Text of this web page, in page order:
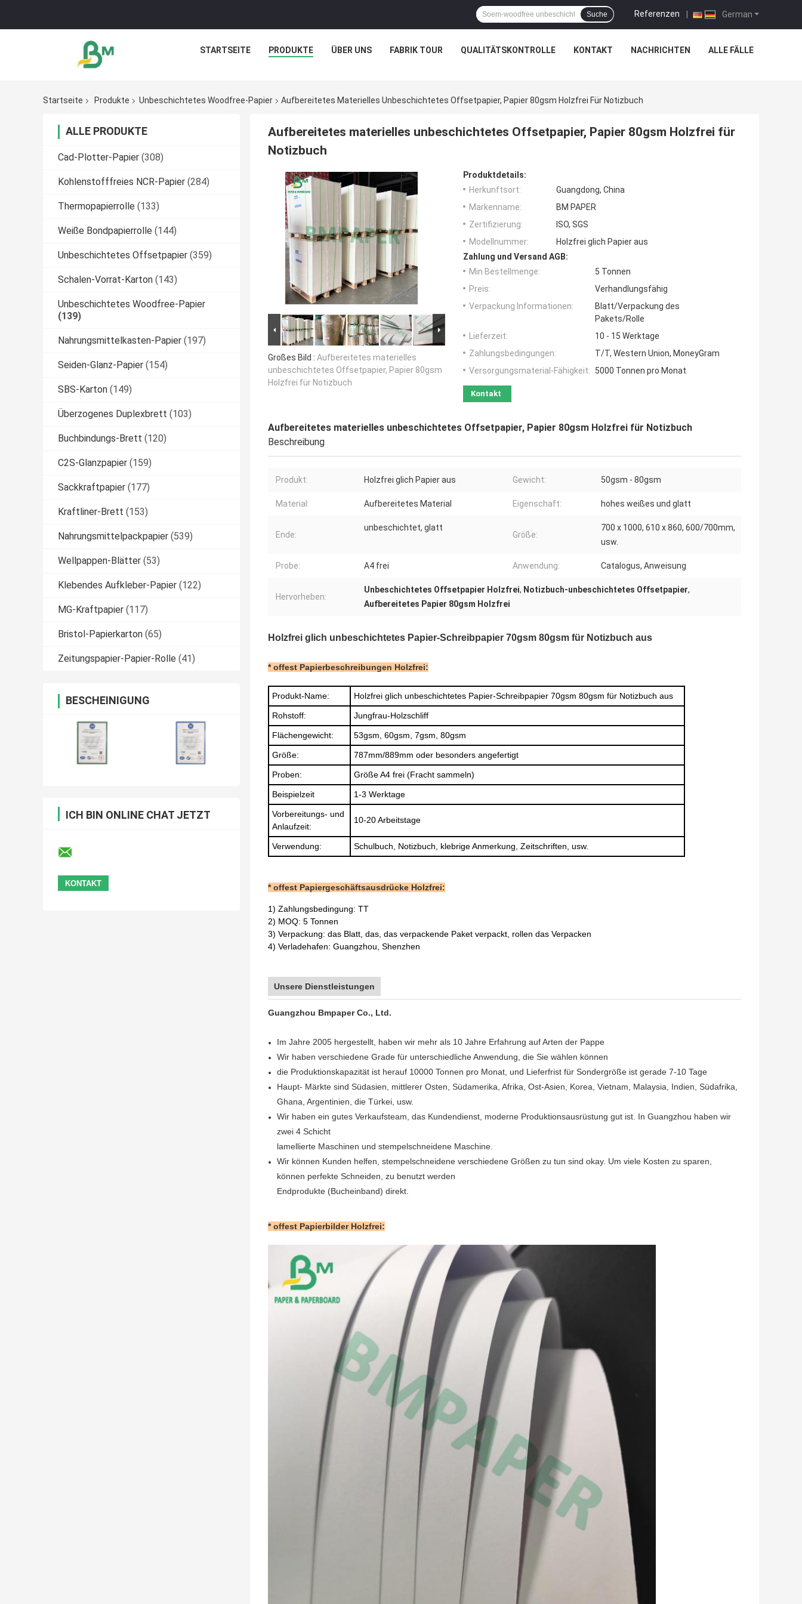
German
Referenzen |
Suche
STARTSEITE PRODUKTE ÜBER UNS FABRIK TOUR QUALITÄTSKONTROLLE KONTAKT NACHRICHTEN ALLE FÄLLE
Startseite Produkte Unbeschichtetes Woodfree-Papier Aufbereitetes Materielles Unbeschichtetes Offsetpapier, Papier 80gsm Holzfrei Für Notizbuch
ALLE PRODUKTE
Cad-Plotter-Papier (308)
Kohlenstofffreies NCR-Papier (284)
Thermopapierrolle (133)
Weiße Bondpapierrolle (144)
Unbeschichtetes Offsetpapier (359)
Schalen-Vorrat-Karton (143)
Unbeschichtetes Woodfree-Papier
(139)
Nahrungsmittelkasten-Papier (197)
Seiden-Glanz-Papier (154)
SBS-Karton (149)
Überzogenes Duplexbrett (103)
Buchbindungs-Brett (120)
C2S-Glanzpapier (159)
Sackkraftpapier (177)
Kraftliner-Brett (153)
Nahrungsmittelpackpapier (539)
Wellpappen-Blätter (53)
Klebendes Aufkleber-Papier (122)
MG-Kraftpapier (117)
Bristol-Papierkarton (65)
Zeitungspapier-Papier-Rolle (41)
BESCHEINIGUNG
ICH BIN ONLINE CHAT JETZT
Aufbereitetes materielles unbeschichtetes Offsetpapier, Papier 80gsm Holzfrei für
Notizbuch
Großes Bild : Aufbereitetes materielles
unbeschichtetes Offsetpapier, Papier 80gsm
Holzfrei für Notizbuch
Produktdetails:
Herkunftsort:
Guangdong, China
Markenname:
BM PAPER
Zertifizierung:
ISO, SGS
Modellnummer:
Holzfrei glich Papier aus
Zahlung und Versand AGB:
Min Bestellmenge:
5 Tonnen
Preis:
Verhandlungsfähig
Verpackung Informationen:
Blatt/Verpackung des
Pakets/Rolle
Lieferzeit:
10 - 15 Werktage
Zahlungsbedingungen:
T/T, Western Union, MoneyGram
Versorgungsmaterial-Fähigkeit:
5000 Tonnen pro Monat
Kontakt
Aufbereitetes materielles unbeschichtetes Offsetpapier, Papier 80gsm Holzfrei für Notizbuch
Beschreibung
Produkt: Holzfrei glich Papier aus Gewicht: 50gsm - 80gsm
Material: Aufbereitetes Material Eigenschaft: hohes weißes und glatt
Ende:
unbeschichtet, glatt
Größe:
700 x 1000, 610 x 860, 600/700mm,
usw.
Probe: A4 frei Anwendung: Catalogus, Anweisung
Hervorheben:
Unbeschichtetes Offsetpapier Holzfrei, Notizbuch-unbeschichtetes Offsetpapier,
Aufbereitetes Papier 80gsm Holzfrei
Holzfrei glich unbeschichtetes Papier-Schreibpapier 70gsm 80gsm für Notizbuch aus
* offest Papierbeschreibungen Holzfrei:
Produkt-Name: Holzfrei glich unbeschichtetes Papier-Schreibpapier 70gsm 80gsm für Notizbuch aus
Rohstoff: Jungfrau-Holzschliff
Flächengewicht: 53gsm, 60gsm, 7gsm, 80gsm
Größe: 787mm/889mm oder besonders angefertigt
Proben: Größe A4 frei (Fracht sammeln)
Beispielzeit 1-3 Werktage
Vorbereitungs- und
Anlaufzeit:
10-20 Arbeitstage
Verwendung: Schulbuch, Notizbuch, klebrige Anmerkung, Zeitschriften, usw.
* offest Papiergeschäftsausdrücke Holzfrei:
1) Zahlungsbedingung: TT
2) MOQ: 5 Tonnen
3) Verpackung: das Blatt, das, das verpackende Paket verpackt, rollen das Verpacken
4) Verladehafen: Guangzhou, Shenzhen
Unsere Dienstleistungen
Guangzhou Bmpaper Co., Ltd.
Im Jahre 2005 hergestellt, haben wir mehr als 10 Jahre Erfahrung auf Arten der Pappe
Wir haben verschiedene Grade für unterschiedliche Anwendung, die Sie wählen können
die Produktionskapazität ist herauf 10000 Tonnen pro Monat, und Lieferfrist für Sondergröße ist gerade 7-10 Tage
Haupt- Märkte sind Südasien, mittlerer Osten, Südamerika, Afrika, Ost-Asien, Korea, Vietnam, Malaysia, Indien, Südafrika,
Ghana, Argentinien, die Türkei, usw.
Wir haben ein gutes Verkaufsteam, das Kundendienst, moderne Produktionsausrüstung gut ist. In Guangzhou haben wir
zwei 4 Schicht
lamellierte Maschinen und stempelschneidene Maschine.
Wir können Kunden helfen, stempelschneidene verschiedene Größen zu tun sind okay. Um viele Kosten zu sparen,
können perfekte Schneiden, zu benutzt werden
Endprodukte (Bucheinband) direkt.
* offest Papierbilder Holzfrei: